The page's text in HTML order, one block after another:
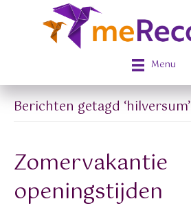
Menu
Berichten getagd ‘hilversum’
Zomervakantie
openingstijden